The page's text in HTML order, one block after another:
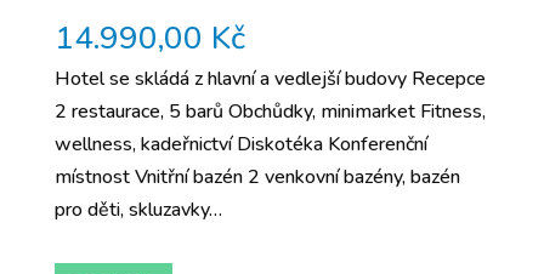
14.990,00 Kč
Hotel se skládá z hlavní a vedlejší budovy Recepce
2 restaurace, 5 barů Obchůdky, minimarket Fitness,
wellness, kadeřnictví Diskotéka Konferenční
místnost Vnitřní bazén 2 venkovní bazény, bazén
pro děti, skluzavky…